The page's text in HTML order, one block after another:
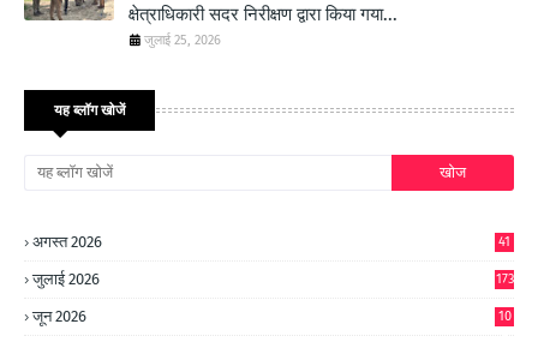
क्षेत्राधिकारी सदर निरीक्षण द्वारा किया गया...
जुलाई 25, 2026
यह ब्लॉग खोजें
अगस्त 2026 41
जुलाई 2026 173
जून 2026
10